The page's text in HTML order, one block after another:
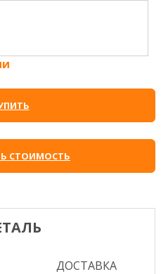
СТОИМОСТЬ
ДОСТАВКА